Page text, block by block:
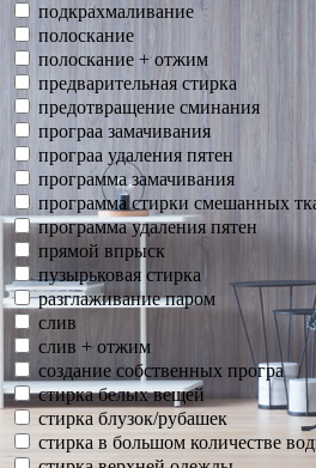
подкрахмаливание
полоскание
полоскание + отжим
предварительная стирка
предотвращение сминания
програа замачивания
програа удаления пятен
программа замачивания
программа стирки смешанных
программа удаления пятен
прямой впрыск
пузырьковая стирка
разглаживание паром
слив
слив + отжим
создание собственных програ
стирка белых вещей
стирка блузок/рубашек
стирка в большом количестве